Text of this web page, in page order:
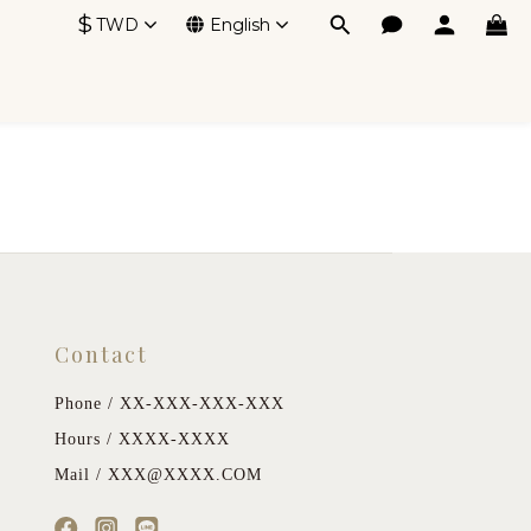
$ TWD English
Contact
Phone / XX-XXX-XXX-XXX
Hours / XXXX-XXXX
Mail / XXX@XXXX.COM